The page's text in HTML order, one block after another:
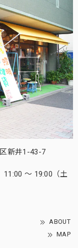
新井1-43-7
～ 19:00（土
ABOUT
MAP